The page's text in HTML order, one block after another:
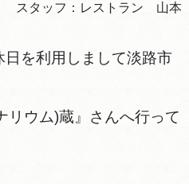
スタッフ： レストラン 山本
を利用しまして淡路市
リウム)蔵』さんへ行って